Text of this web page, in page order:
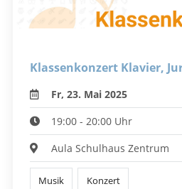
Klassenkonzert Klavier,
Fr, 23. Mai 2025
19:00 - 20:00 Uhr
Aula Schulhaus Zentrum
Musik Konzert